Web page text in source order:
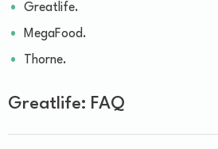
Greatlife.
MegaFood.
Thorne.
Greatlife: FAQ